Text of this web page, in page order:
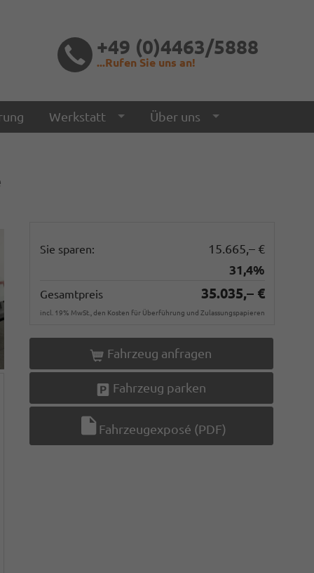
+49 (0)4463/5888
...Rufen Sie uns an!
Werkstatt Über uns
Sie sparen:
15.665,– €
31,4%
Gesamtpreis 35.035,– €
incl. 19% MwSt., den Kosten für Überführung und Zulassungspapieren
Fahrzeug anfragen
Fahrzeug parken
Fahrzeugexposé (PDF)